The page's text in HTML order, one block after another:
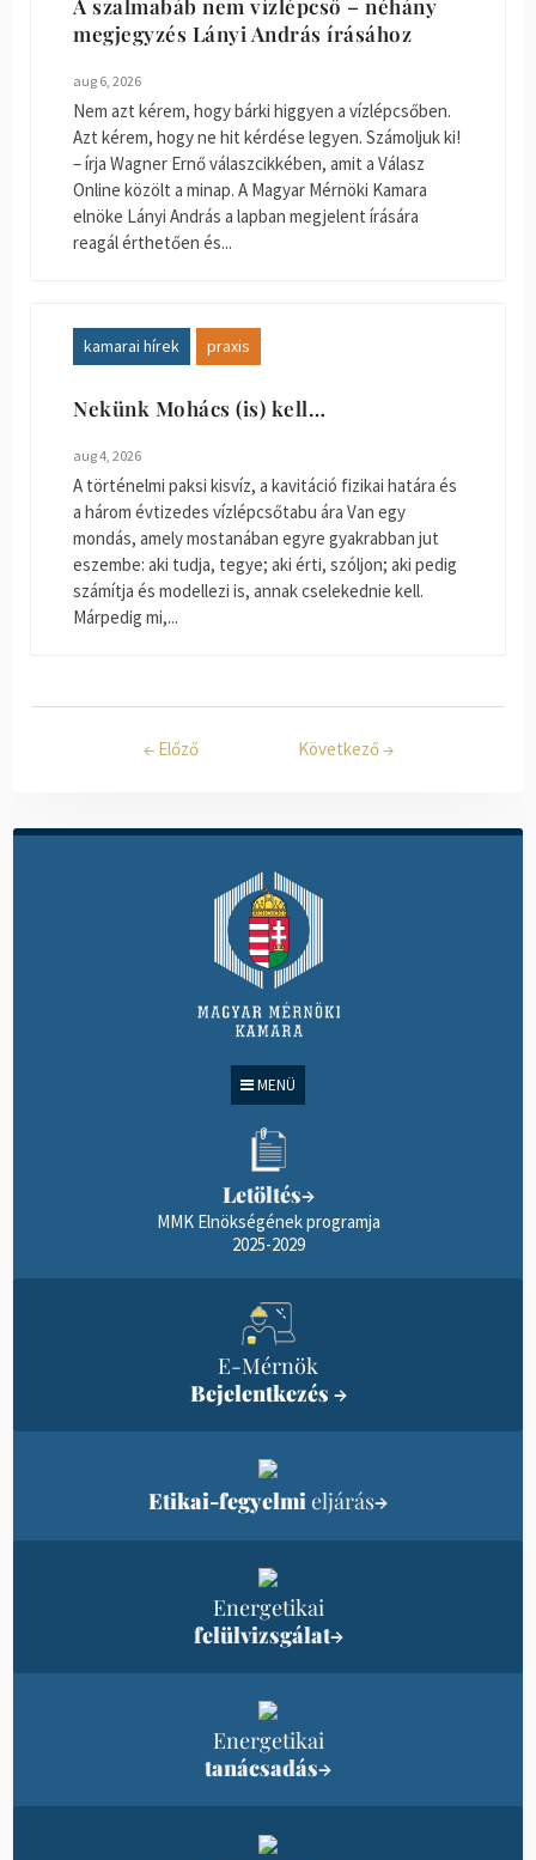
MENÜ
Letöltés→
MMK Elnökségének programja
2025-2029
E-Mérnök
Bejelentkezés →
Etikai-fegyelmieljárás→
Energetikai
felülvizsgálat→
Energetikai
tanácsadás→
A szalmabáb nem vízlépcső – néhány
megjegyzés Lányi András írásához
aug 6, 2026
Nem azt kérem, hogy bárki higgyen a vízlépcsőben.
Azt kérem, hogy ne hit kérdése legyen. Számoljuk ki!
– írja Wagner Ernő válaszcikkében, amit a Válasz
Online közölt a minap. A Magyar Mérnöki Kamara
elnöke Lányi András a lapban megjelent írására
reagál érthetően és...
kamarai hírek praxis
Nekünk Mohács (is) kell…
aug 4, 2026
A történelmi paksi kisvíz, a kavitáció fizikai határa és
a három évtizedes vízlépcsőtabu ára Van egy
mondás, amely mostanában egyre gyakrabban jut
eszembe: aki tudja, tegye; aki érti, szóljon; aki pedig
számítja és modellezi is, annak cselekednie kell.
Márpedig mi,...
← Előző Következő→